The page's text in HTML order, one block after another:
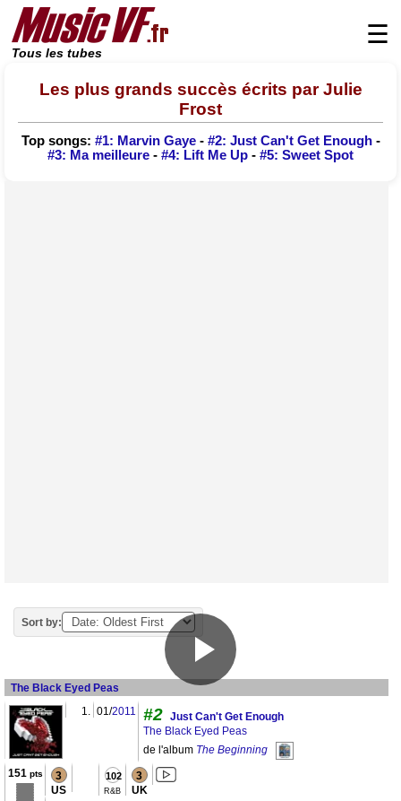
Tous les tubes
☰
Les plus grands succès écrits par Julie
Frost
Top songs: #1: Marvin Gaye- #2: Just Can't Get Enough-
#3: Ma meilleure - #4: Lift Me Up - #5: Sweet Spot
Sort by:
The Black Eyed Peas
1. 01/2011 #2 Just Can't Get Enough
The Black Eyed Peas
de l'album The Beginning
151 pts 3
US
102
R&B
3
UK